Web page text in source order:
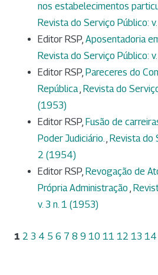
nos estabelecimentos
Revista do Serviço Público:
Editor RSP, Aposentadoria
Revista do Serviço Público:
Editor RSP, Pareceres do
República, Revista do
(1953)
Editor RSP, Fusão de
Poder Judiciário., Revista do
2 (1954)
Editor RSP, Revogação de
Própria Administração ,
v. 3 n. 1 (1953)
1 2 3 4 5 6 7 8 9 10 11 12 13 14